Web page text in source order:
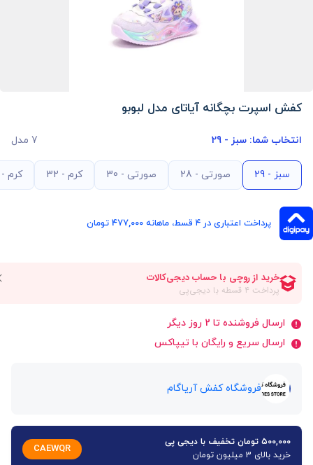
کفش اسپرت بچگانه آیاتای مدل لبوبو
انتخاب شما: سبز - 29 7 مدل
سبز - 29 صورتی - 28 صورتی - 30 کرم - 32 کرم -
پرداخت اعتباری در ۴ قسط، ماهانه 477,000 تومان
ارسال فروشنده تا 2 روز دیگر
ارسال سریع و رایگان با تیپاکس
فروشگاه کفش آریاگام
۵۰۰,۰۰۰ تومان تخفیف با دیجی پی
خرید بالای 3 میلیون تومان
CAEWQR